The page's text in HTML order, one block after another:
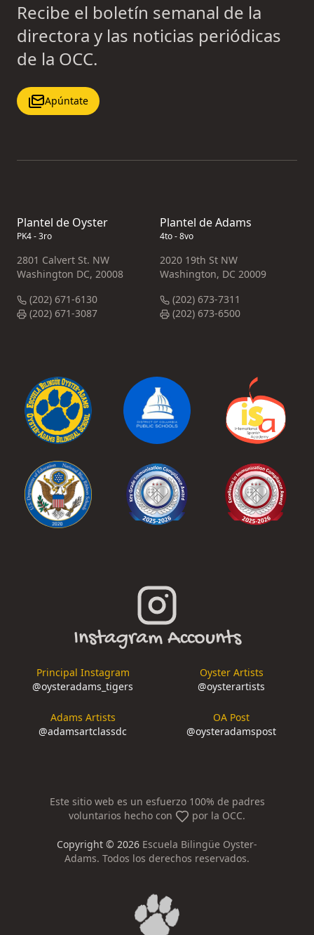
Recibe el boletín semanal de la
directora y las noticias periódicas
de la OCC.
Apúntate
Plantel de Oyster
PK4 - 3ro
2801 Calvert St. NW
Washington DC, 20008
(202) 671-6130
(202) 671-3087
Plantel de Adams
4to - 8vo
2020 19th St NW
Washington, DC 20009
(202) 673-7311
(202) 673-6500
Instagram Accounts
Principal Instagram
@oysteradams_tigers
Oyster Artists
@oysterartists
Adams Artists
@adamsartclassdc
OA Post
@oysteradamspost
Este sitio web es un esfuerzo 100% de padres
voluntarios hecho con
por la OCC.
Copyright © 2026 Escuela Bilingüe Oyster-
Adams. Todos los derechos reservados.